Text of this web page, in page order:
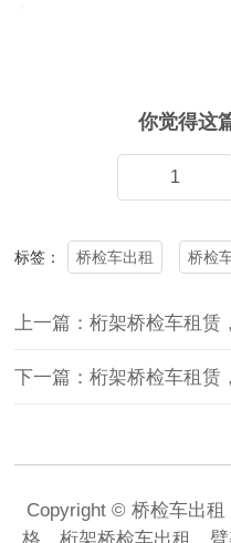
你觉得这
1
标签： 桥检车出租 桥检
上一篇：桁架桥检车租赁
下一篇：桁架桥检车租赁
Copyright © 桥检车出